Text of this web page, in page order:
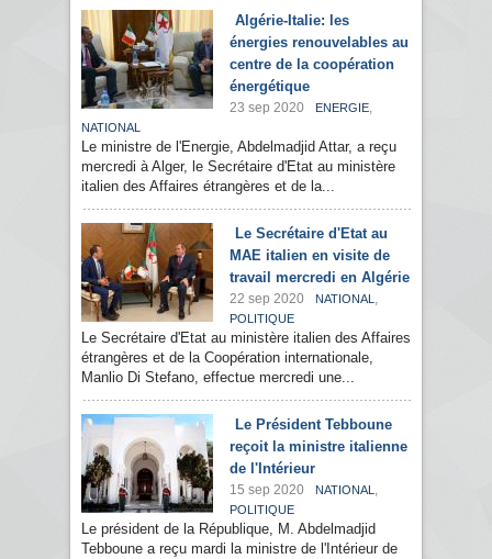
Algérie-Italie: les
énergies renouvelables au
centre de la coopération
énergétique
23 sep 2020 ENERGIE,
NATIONAL
Le ministre de l'Energie, Abdelmadjid Attar, a reçu
mercredi à Alger, le Secrétaire d'Etat au ministère
italien des Affaires étrangères et de la...
Le Secrétaire d'Etat au
MAE italien en visite de
travail mercredi en Algérie
22 sep 2020 NATIONAL ,
POLITIQUE
Le Secrétaire d'Etat au ministère italien des Affaires
étrangères et de la Coopération internationale,
Manlio Di Stefano, effectue mercredi une...
Le Président Tebboune
reçoit la ministre italienne
de l'Intérieur
15 sep 2020 NATIONAL ,
POLITIQUE
Le président de la République, M. Abdelmadjid
Tebboune a reçu mardi la ministre de l'Intérieur de